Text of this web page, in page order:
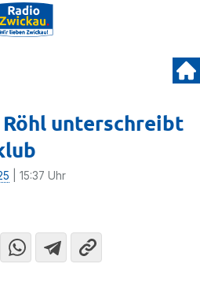
unterschreibt
| 15:37 Uhr